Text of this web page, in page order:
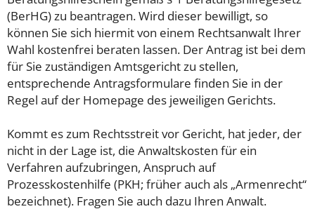
(BerHG) zu beantragen. Wird dieser bewilligt, so
können Sie sich hiermit von einem Rechtsanwalt Ihrer
Wahl kostenfrei beraten lassen. Der Antrag ist bei dem
für Sie zuständigen Amtsgericht zu stellen,
entsprechende Antragsformulare finden Sie in der
Regel auf der Homepage des jeweiligen Gerichts.
Kommt es zum Rechtsstreit vor Gericht, hat jeder, der
nicht in der Lage ist, die Anwaltskosten für ein
Verfahren aufzubringen, Anspruch auf
Prozesskostenhilfe (PKH; früher auch als „Armenrecht“
bezeichnet). Fragen Sie auch dazu Ihren Anwalt.